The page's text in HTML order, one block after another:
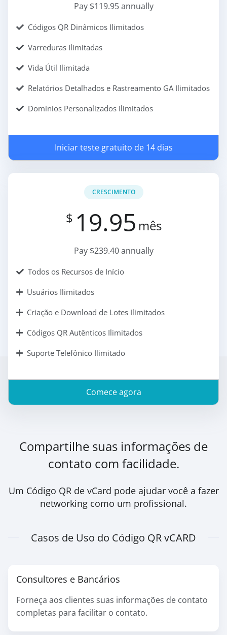
Pay $119.95 annually
Códigos QR Dinâmicos Ilimitados
Varreduras Ilimitadas
Vida Útil Ilimitada
Relatórios Detalhados e Rastreamento GA Ilimitados
Domínios Personalizados Ilimitados
Iniciar teste gratuito de 14 dias
CRESCIMENTO
$ 19.95 mês
Pay $239.40 annually
Todos os Recursos de Início
Usuários Ilimitados
Criação e Download de Lotes Ilimitados
Códigos QR Autênticos Ilimitados
Suporte Telefônico Ilimitado
Comece agora
Compartilhe suas informações de
contato com facilidade.
Um Código QR de vCard pode ajudar você a fazer
networking como um profissional.
Casos de Uso do Código QR vCARD
Consultores e Bancários
Forneça aos clientes suas informações de contato
completas para facilitar o contato.